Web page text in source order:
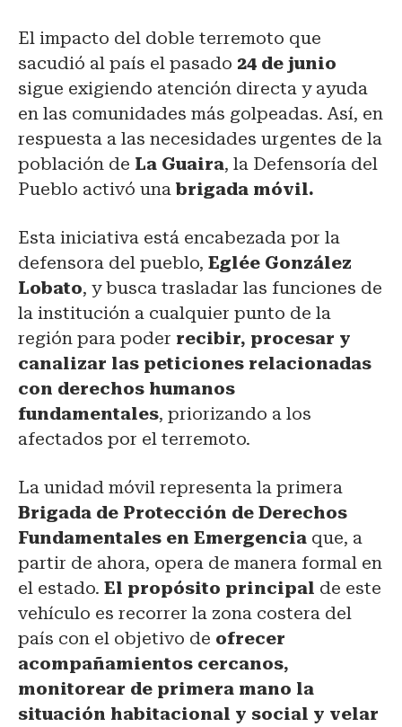
El impacto del doble terremoto que
sacudió al país el pasado 24 de junio
sigue exigiendo atención directa y ayuda
en las comunidades más golpeadas. Así, en
respuesta a las necesidades urgentes de la
población de La Guaira, la Defensoría del
Pueblo activó una brigada móvil.
Esta iniciativa está encabezada por la
defensora del pueblo, Eglée González
Lobato, y busca trasladar las funciones de
la institución a cualquier punto de la
región para poder recibir, procesar y
canalizar las peticiones relacionadas
con derechos humanos
fundamentales, priorizando a los
afectados por el terremoto.
La unidad móvil representa la primera
Brigada de Protección de Derechos
Fundamentales en Emergencia que, a
partir de ahora, opera de manera formal en
el estado. El propósito principal de este
vehículo es recorrer la zona costera del
país con el objetivo de ofrecer
acompañamientos cercanos,
monitorear de primera mano la
situación habitacional y social y velar